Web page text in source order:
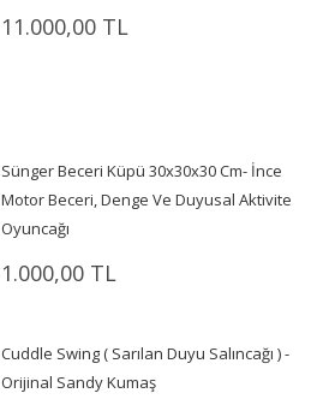
11.000,00 TL
Sünger Beceri Küpü 30x30x30 Cm- İnce
Motor Beceri, Denge Ve Duyusal Aktivite
Oyuncağı
1.000,00 TL
Cuddle Swing ( Sarılan Duyu Salıncağı ) -
Orijinal Sandy Kumaş